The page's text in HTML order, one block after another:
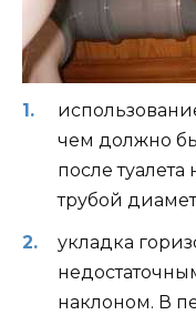
чем должно
после
трубой
укладка
наклоном. В